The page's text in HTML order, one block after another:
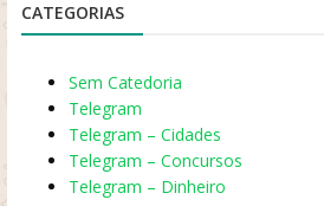
CATEGORIAS
Sem Catedoria
Telegram
Telegram – Cidades
Telegram – Concursos
Telegram – Dinheiro